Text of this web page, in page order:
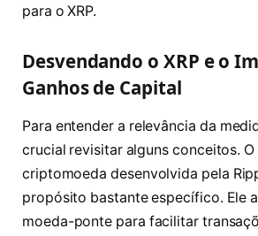
para o XRP.
Desvendando o XRP e o
Ganhos de Capital
Para entender a relevância da
crucial revisitar alguns conceitos. O
criptomoeda desenvolvida pela
propósito bastante específico. Ele
moeda-ponte para facilitar